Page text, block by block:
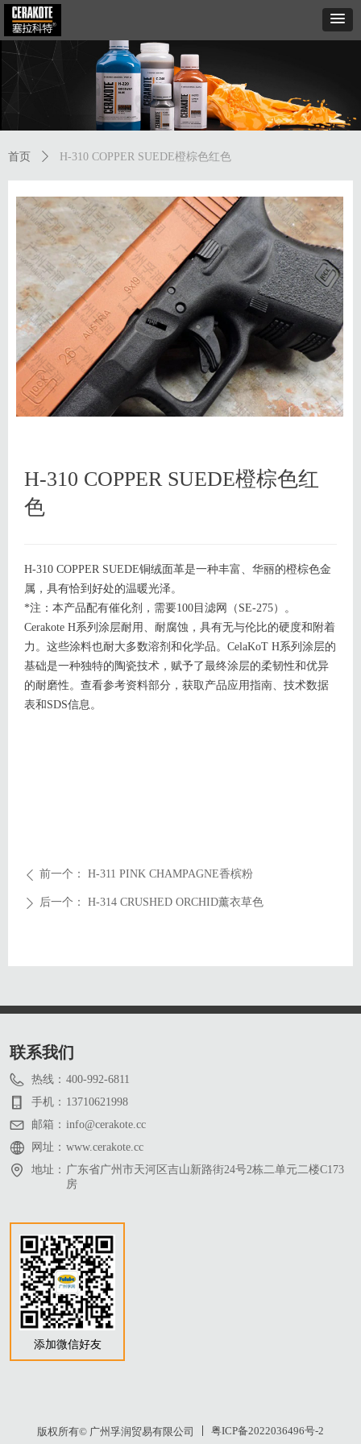
首页 ꄲ H-310 COPPER SUEDE橙棕色红色
H-310 COPPER SUEDE橙棕色红
色
H-310 COPPER SUEDE铜绒面革是一种丰富、华丽的橙棕色金
属，具有恰到好处的温暖光泽。
*注：本产品配有催化剂，需要100目滤网（SE-275）。
Cerakote H系列涂层耐用、耐腐蚀，具有无与伦比的硬度和附着
力。这些涂料也耐大多数溶剂和化学品。CelaKoT H系列涂层的
基础是一种独特的陶瓷技术，赋予了最终涂层的柔韧性和优异
的耐磨性。查看参考资料部分，获取产品应用指南、技术数据
表和SDS信息。
ꄴ 前一个： H-311 PINK CHAMPAGNE香槟粉
ꄲ 后一个： H-314 CRUSHED ORCHID薰衣草色
热线： 400-992-6811
手机： 13710621998
邮箱： info@cerakote.cc
网址： www.cerakote.cc
地址： 广东省广州市天河区吉山新路街24号2栋二单元二楼C173
房
联系我们
添加微信好友
版权所有© 广州孚润贸易有限公司 粤ICP备2022036496号-2